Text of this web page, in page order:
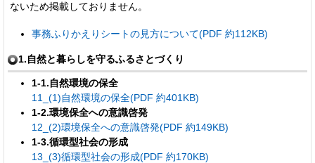
ないため掲載しておりません。
事務ふりかえりシートの見方について(PDF 約112KB)
1.自然と暮らしを守るふるさとづくり
1-1.自然環境の保全
11_(1)自然環境の保全(PDF 約401KB)
1-2.環境保全への意識啓発
12_(2)環境保全への意識啓発(PDF 約149KB)
1-3.循環型社会の形成
13_(3)循環型社会の形成(PDF 約170KB)